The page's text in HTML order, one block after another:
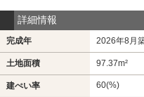
詳細情報
完成年 2026年8月
土地面積 97.37m²
建ぺい率 60(%)